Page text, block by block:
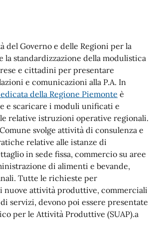
del Governo e delle Regioni per la
la standardizzazione della modulistica
e cittadini per presentare
e comunicazioni alla P.A. In
della Regione Piemonte è
e scaricare i moduli unificati e
relative istruzioni operative regionali.
svolge attività di consulenza e
relative alle istanze di
in sede fissa, commercio su aree
di alimenti e bevande,
Tutte le richieste per
nuove attività produttive, commerciali
servizi, devono poi essere presentate
per le Attività Produttive (SUAP).a